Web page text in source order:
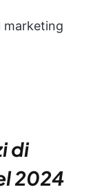
marketing
di
2024